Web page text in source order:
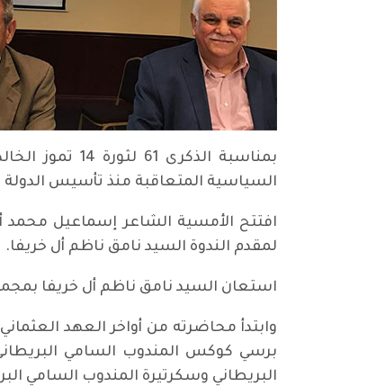
بمناسبة
السياسية المتعاقبة منذ تأسيس الدولة العراقية ولحد
افتتح الأمسية الشاعر إسماعيل
لمقدم الندوة السيد نامق ناظم أل خريفا.
استعان السيد نامق ناظم أل خريفا
وابتدأ محاضرته من أواخر العهد
برسي كوكس المندوب السامي البريطاني
البريطاني وسكرتيرة المندوب السامي